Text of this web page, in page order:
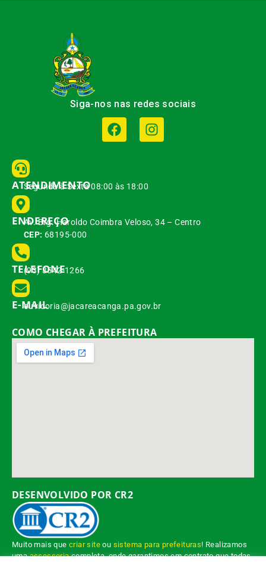
Siga-nos nas redes sociais
ATENDIMENTO
Segunda à Sexta 08:00 às 18:00
ENDEREÇO
Av. Brg. Haroldo Coimbra Veloso, 34 – Centro
CEP: 68195-000
TELEFONE
(93) 3542-1266
E-MAIL
ouvidoria@jacareacanga.pa.gov.br
COMO CHEGAR À PREFEITURA
DESENVOLVIDO POR CR2
Muito mais quecriar site ou sistema para prefeituras! Realizamos
umaassessoriacompleta, onde garantimos em contrato que todas